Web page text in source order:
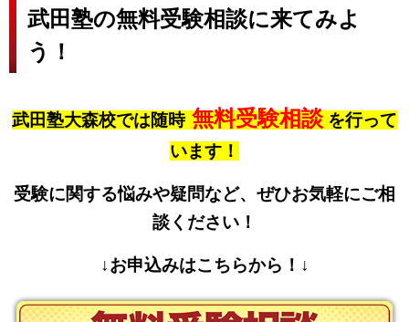
武田塾の無料受験相談に来てみよ
う！
武田塾大森校では随時無料受験相談 を行って
います！
受験に関する悩みや疑問など、ぜひお気軽にご相
談ください！
↓お申込みはこちらから！↓